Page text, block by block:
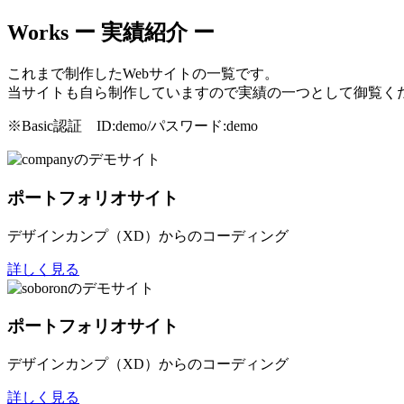
Works ー 実績紹介 ー
これまで制作したWebサイトの一覧です。
当サイトも自ら制作していますので実績の一つとして御覧く
※Basic認証 ID:demo/パスワード:demo
ポートフォリオサイト
デザインカンプ（XD）からのコーディング
詳しく見る
ポートフォリオサイト
デザインカンプ（XD）からのコーディング
詳しく見る